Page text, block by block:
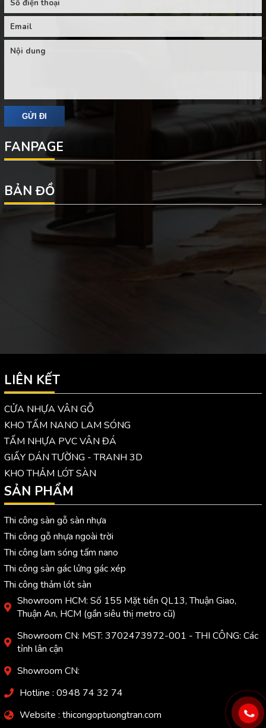
FANPAGE
BẢN ĐỒ
LIÊN KẾT
CỬA NHỰA VÂN GỖ
KHO TẤM NANO LAM SÓNG
TẤM NHỰA PVC VÂN ĐÁ
GIẤY DÁN TƯỜNG - TRANH 3D
KHO THẢM LÓT SÀN
SẢN PHẨM
Thi công sàn gỗ sàn nhựa
Thi công gỗ nhựa ngoài trời
Thi công lam sóng tấm nano
Thi công sàn gác lửng gác xép
Thi công thảm lót sàn
Showroom HCM: Số 155 Mặt tiền QL13, Thuận Giao,
Thuận An, HCM (gần siêu thị metro cũ)
Showroom CN: MST: 3702473972-001 - THI CÔNG: Các
tỉnh lân cận
Showroom CN:
Hotline : 0948 74 32 74
Website : thicongoptuongtran.com